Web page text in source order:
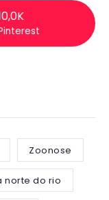
Zoonose
norte do rio